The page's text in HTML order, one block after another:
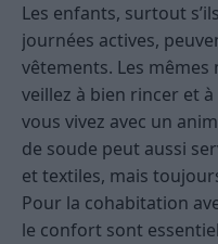
Les enfants, surtout
journées actives,
vêtements. Les mêmes
veillez à bien rincer et
vous vivez avec un
de soude peut aussi
et textiles, mais
Pour la cohabitation
le confort sont